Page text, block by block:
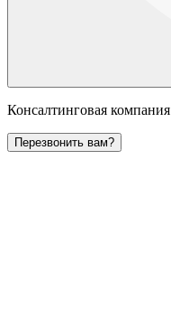
Консалтинговая компания
Перезвонить вам?